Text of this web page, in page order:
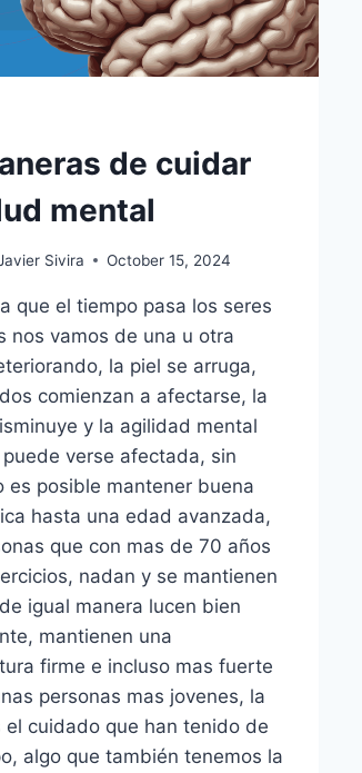
de cuidar
mental
Sivira October 15, 2024
que el tiempo pasa los seres
nos vamos de una u otra
la piel se arruga,
comienzan a afectarse, la
y la agilidad mental
verse afectada, sin
es posible mantener buena
hasta una edad avanzada,
que con mas de 70 años
nadan y se mantienen
igual manera lucen bien
mantienen una
firme e incluso mas fuerte
personas mas jovenes, la
el cuidado que han tenido de
algo que también tenemos la